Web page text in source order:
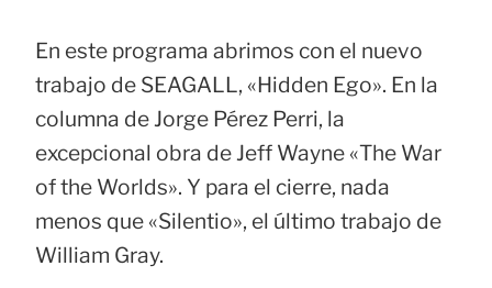
En este programa abrimos con el nuevo
trabajo de SEAGALL, «Hidden Ego». En la
columna de Jorge Pérez Perri, la
excepcional obra de Jeff Wayne «The War
of the Worlds». Y para el cierre, nada
menos que «Silentio», el último trabajo de
William Gray.